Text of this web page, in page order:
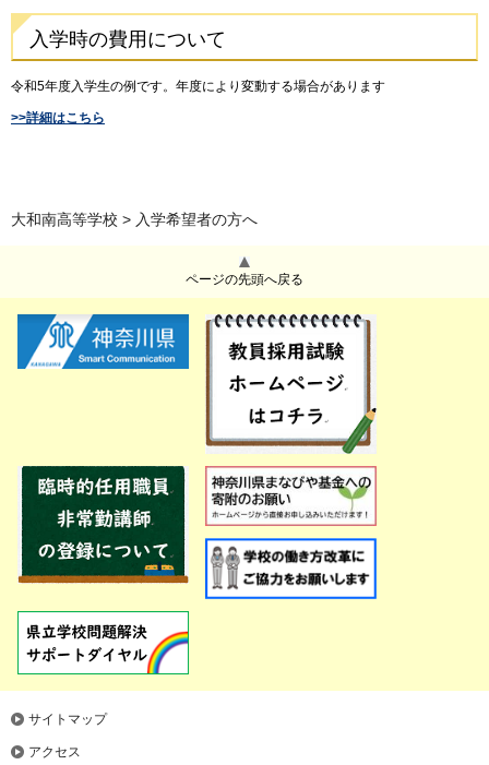
入学時の費用について
令和5年度入学生の例です。年度により変動する場合があります
>>詳細はこちら
大和南高等学校 > 入学希望者の方へ
ページの先頭へ戻る
サイトマップ
アクセス